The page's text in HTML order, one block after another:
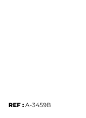
REF :A-3459B